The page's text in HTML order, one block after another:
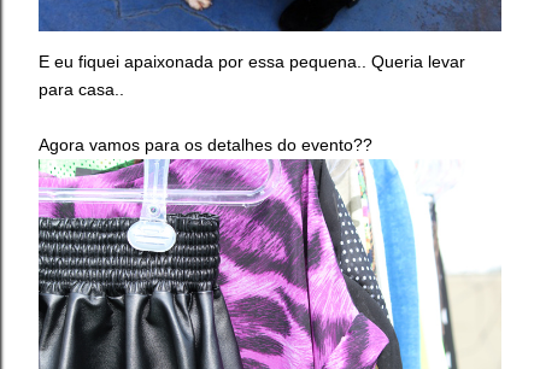
E eu fiquei apaixonada por essa pequena.. Queria levar
para casa..
Agora vamos para os detalhes do evento??